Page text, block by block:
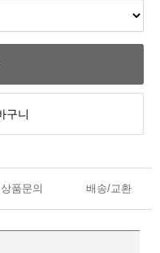
상품문의 배송/교환